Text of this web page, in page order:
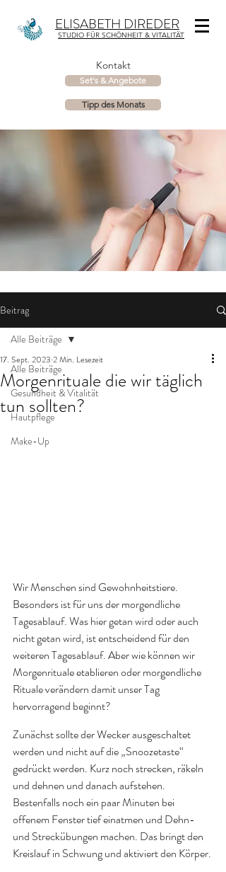
ELISABETH DIREDER
STUDIO FÜR SCHÖNHEIT & VITALITÄT
Kontakt
Set's & Angebote
Tipp des Monats
Beitrag
Alle Beiträge
Gesundheit & Vitalität
Hautpflege
Make-Up
Alle Beiträge
Morgenrituale die wir täglich
tun sollten?
17. Sept. 2023 2 Min. Lesezeit
Wir Menschen sind Gewohnheitstiere.
Besonders ist für uns der morgendliche
Tagesablauf. Was hier getan wird oder auch
nicht getan wird, ist entscheidend für den
weiteren Tagesablauf. Aber wie können wir
Morgenrituale etablieren oder morgendliche
Rituale verändern damit unser Tag
hervorragend beginnt?
Zunächst sollte der Wecker ausgeschaltet
werden und nicht auf die „Snoozetaste“
gedrückt werden. Kurz noch strecken, räkeln
und dehnen und danach aufstehen.
Bestenfalls noch ein paar Minuten bei
offenem Fenster tief einatmen und Dehn-
und Streckübungen machen. Das bringt den
Kreislauf in Schwung und aktiviert den Körper.